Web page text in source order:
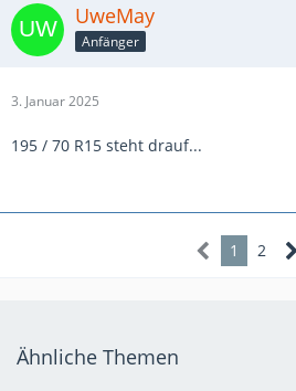
UweMay
Anfänger
3. Januar 2025
195 / 70 R15 steht drauf...
1 2
Ähnliche Themen